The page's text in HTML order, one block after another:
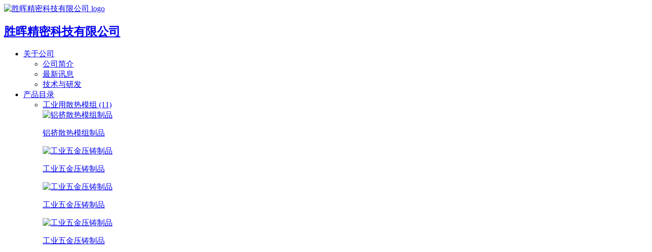
胜晖精密科技有限公司
关于公司
公司简介
最新讯息
技术与研发
产品目录
工业用散热模组 (11)
铝挤散热模组制品
工业五金压铸制品
工业五金压铸制品
工业五金压铸制品